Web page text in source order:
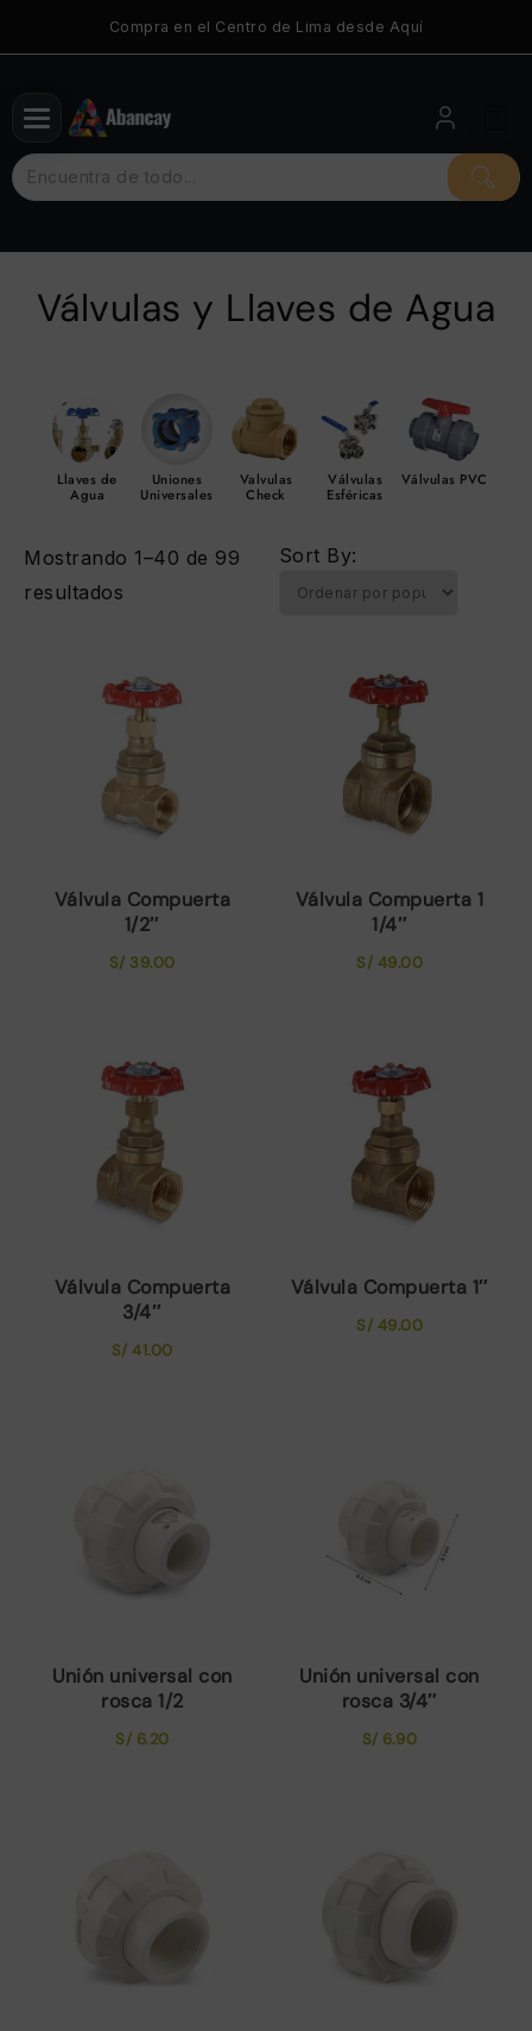
Compra en el Centro de Lima desde Aquí
Válvulas y Llaves de Agua
Llaves de
Agua
Uniones
Universales
Valvulas
Check
Válvulas
Esféricas
Válvulas PVC
Mostrando 1–40 de 99
resultados
Sort By:
Válvula Compuerta
1/2″
S/ 39.00
Válvula Compuerta 1
1/4″
S/ 49.00
Válvula Compuerta
3/4″
S/ 41.00
Válvula Compuerta 1″
S/ 49.00
Unión universal con
rosca 1/2
S/ 6.20
Unión universal con
rosca 3/4″
S/ 6.90